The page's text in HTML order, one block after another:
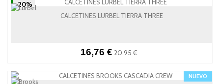
-20%
CALCETINES LURBEL TIERRA THREE
16,76 €20,95 €
NUEVO